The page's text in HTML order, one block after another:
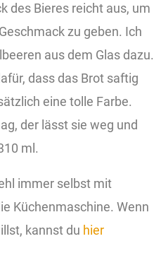
des Bieres reicht aus, um
zu geben. Ich
aus dem Glas dazu.
dass das Brot saftig
eine tolle Farbe.
der lässt sie weg und
ml.
immer selbst mit
Küchenmaschine. Wenn
kannst du hier